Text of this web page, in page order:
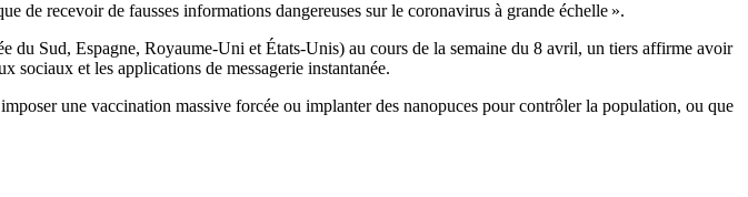
de recevoir de fausses informations dangereuses sur le coronavirus à grande échelle ».
du Sud, Espagne, Royaume-Uni et États-Unis) au cours de la semaine du 8 avril, un tiers affirme avoir
sociaux et les applications de messagerie instantanée.
une vaccination massive forcée ou implanter des nanopuces pour contrôler la population, ou que